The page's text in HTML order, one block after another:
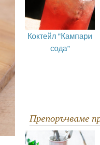
Коктейл "Кампари
сода"
Препоръчваме